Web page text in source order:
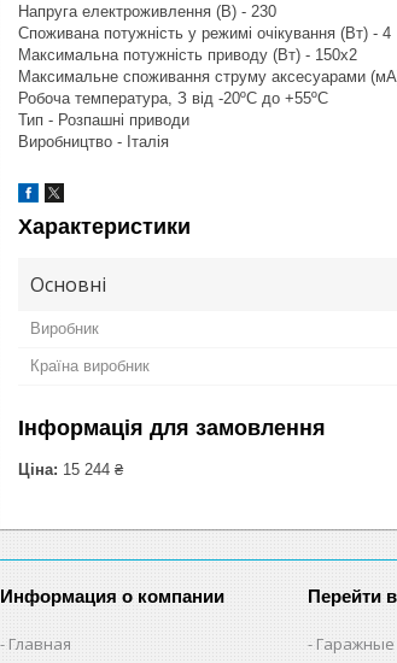
Напруга електроживлення (В) - 230
Споживана потужність у режимі очікування (Вт) - 4
Максимальна потужність приводу (Вт) - 150x2
Максимальне споживання струму аксесуарами
Робоча температура, З від -20ºС до +55ºС
Тип - Розпашні приводи
Виробництво - Італія
Характеристики
Основні
Виробник
Країна виробник
Інформація для замовлення
Ціна: 15 244 ₴
Информация о компании
Главная
Перейти